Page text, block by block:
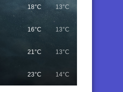
18°C 13°C
16°C 13°C
21°C 13°C
23°C 14°C